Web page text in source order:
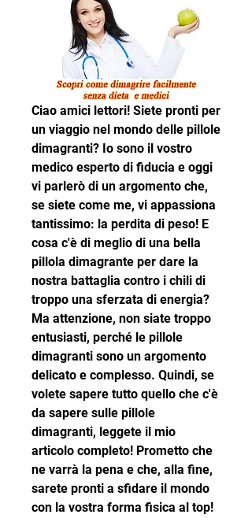
Ciao amici lettori! Siete pronti per
un viaggio nel mondo delle pillole
dimagranti? Io sono il vostro
medico esperto di fiducia e oggi
vi parlerò di un argomento che,
se siete come me, vi appassiona
tantissimo: la perdita di peso! E
cosa c'è di meglio di una bella
pillola dimagrante per dare la
nostra battaglia contro i chili di
troppo una sferzata di energia?
Ma attenzione, non siate troppo
entusiasti, perché le pillole
dimagranti sono un argomento
delicato e complesso. Quindi, se
volete sapere tutto quello che c'è
da sapere sulle pillole
dimagranti, leggete il mio
articolo completo! Prometto che
ne varrà la pena e che, alla fine,
sarete pronti a sfidare il mondo
con la vostra forma fisica al top!